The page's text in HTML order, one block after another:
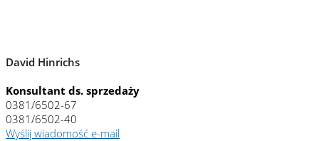
David Hinrichs
Konsultant ds. sprzedaży
0381/6502-67
0381/6502-40
Wyślij wiadomość e-mail